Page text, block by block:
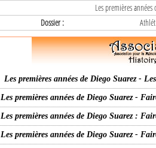
Les premières
Dossier :
Les premières années de Diego Suarez -
Les premières années de Diego Suarez -
Les premières années de Diego Suarez :
Les premières années de Diego Suarez -